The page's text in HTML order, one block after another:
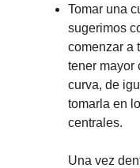
Tomar una
sugerimos
comenzar a
tener mayor
curva, de
tomarla en
centrales.
Una vez